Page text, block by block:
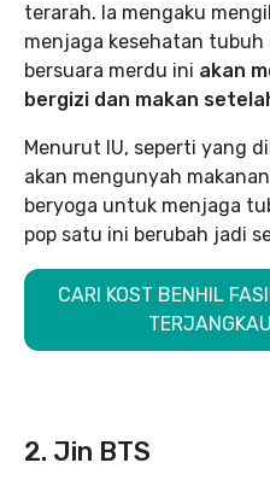
terarah. Ia mengaku
menjaga kesehatan
bersuara merdu ini akan
bergizi dan makan
Menurut IU, seperti yang
akan mengunyah
beryoga untuk menjaga
pop satu ini berubah jadi
CARI KOST BENHIL
2. Jin BTS